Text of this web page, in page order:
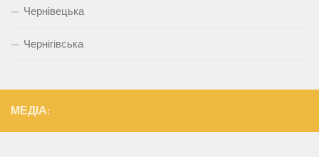
Чернівецька
Чернігівська
МЕДІА: